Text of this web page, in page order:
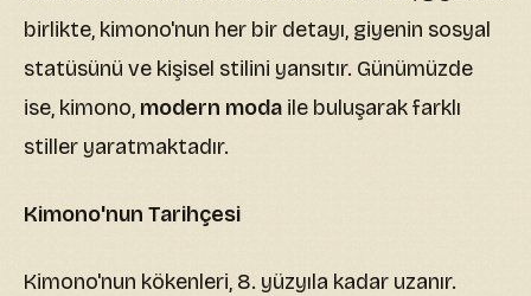
birlikte, kimono'nun her bir detayı, giyenin sosyal
statüsünü ve kişisel stilini yansıtır. Günümüzde
ise, kimono, modern moda ile buluşarak farklı
stiller yaratmaktadır.
Kimono'nun Tarihçesi
Kimono'nun kökenleri, 8. yüzyıla kadar uzanır.